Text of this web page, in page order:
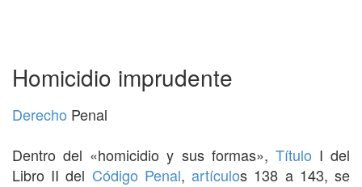
Homicidio imprudente
Derecho Penal
Dentro del «homicidio y sus formas», Título I del
Libro II del Código Penal,artículos 138 a 143, se